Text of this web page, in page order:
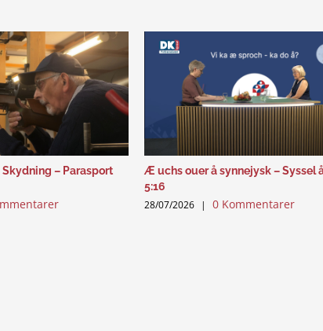
– Parasport
Æ uchs ouer å synnejysk – Syssel
5:16
28/07/2026 | 0 Kommentarer